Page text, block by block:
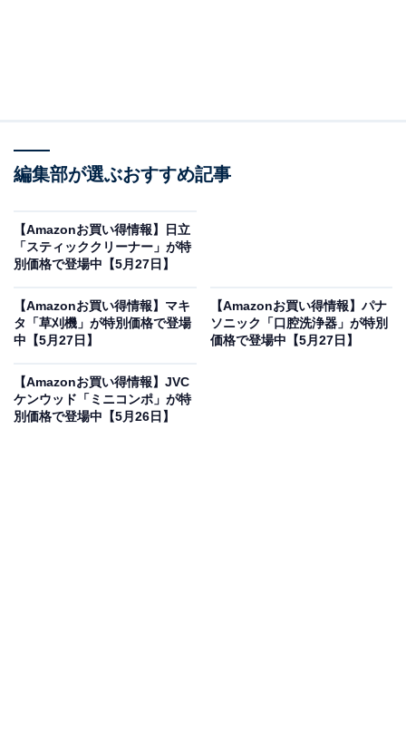
Anker Soundcoreの「ワイヤレスイヤホン」が限
定価格に！ 12％オフで登場
Anker Soundcore Space A40 ブラック
Amazonで見る
編集部が選ぶおすすめ記事
【Amazonお買い得情報】日立
「スティッククリーナー」が特
別価格で登場中【5月27日】
【Amazonお買い得情報】マキ
タ「草刈機」が特別価格で登場
中【5月27日】
【Amazonお買い得情報】パナ
ソニック「口腔洗浄器」が特別
価格で登場中【5月27日】
【Amazonお買い得情報】JVC
ケンウッド「ミニコンポ」が特
別価格で登場中【5月26日】